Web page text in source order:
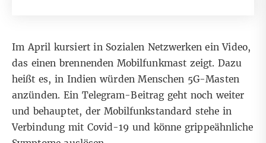
Im April kursiert in Sozialen Netzwerken ein Video,
das einen brennenden Mobilfunkmast zeigt. Dazu
heißt es, in Indien würden Menschen 5G-Masten
anzünden. Ein Telegram-Beitraggeht noch weiter
und behauptet, der Mobilfunkstandard stehe in
Verbindung mit Covid-19 und könne grippeähnliche